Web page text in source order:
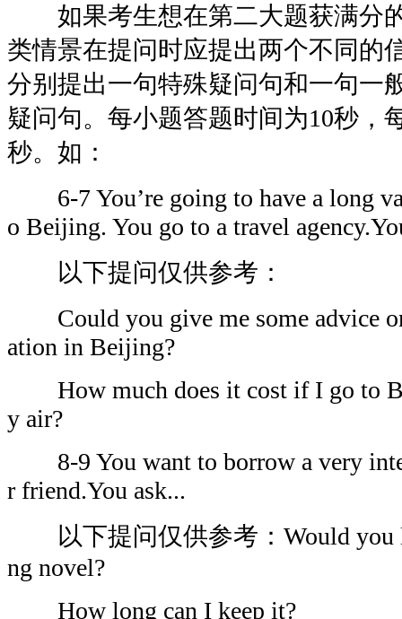
如果考生想在第二大题获满分
类情景在提问时应提出两个不同的
分别提出一句特殊疑问句和一句一
疑问句。每小题答题时间为10秒，
秒。如：
6-7 You’re going to have a long
o Beijing. You go to a travel
以下提问仅供参考：
Could you give me some advice
ation in Beijing?
How much does it cost if I go to
y air?
8-9 You want to borrow a very
r friend.You ask...
以下提问仅供参考：Would you
ng novel?
How long can I keep it?